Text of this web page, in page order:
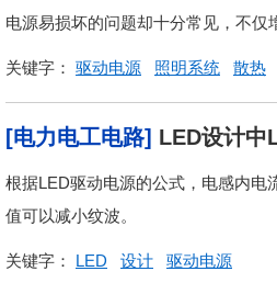
电源易损坏的问题却十分常见，不
关键字： 驱动电源 照明系统 散热
[电力电工电路] LED设计中
根据LED驱动电源的公式，电感内电
值可以减小纹波。
关键字： LED 设计 驱动电源